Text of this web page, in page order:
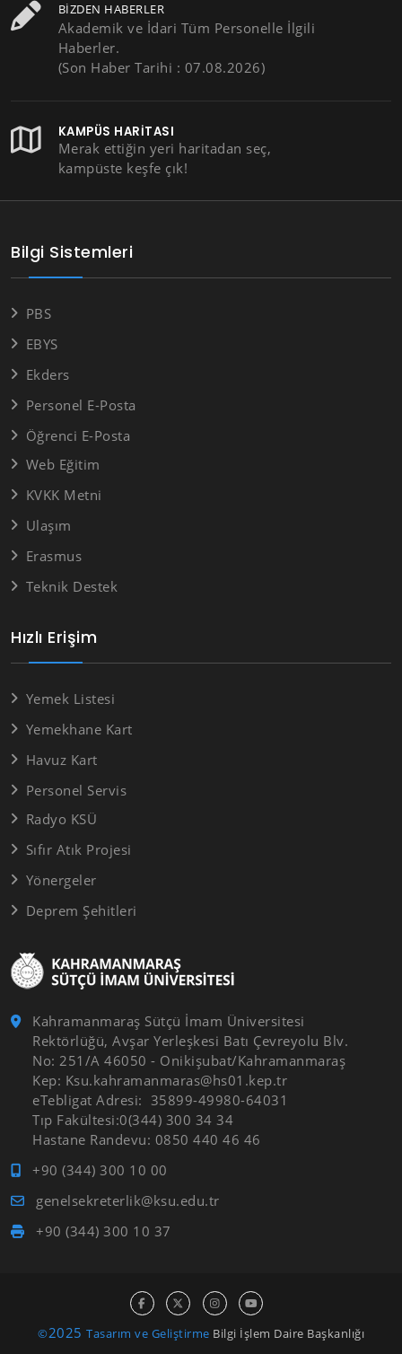
BIZDEN HABERLER
Akademik ve İdari Tüm Personelle İlgili
Haberler.
(Son Haber Tarihi : 07.08.2026)
KAMPÜS HARITASI
Merak ettiğin yeri haritadan seç,
kampüste keşfe çık!
Kahramanmaraş Sütçü İmam Üniversitesi
Rektörlüğü, Avşar Yerleşkesi Batı Çevreyolu Blv.
No: 251/A 46050 - Onikişubat/Kahramanmaraş
Kep: Ksu.kahramanmaras@hs01.kep.tr
eTebligat Adresi: 35899-49980-64031
Tıp Fakültesi:0(344) 300 34 34
Hastane Randevu: 0850 440 46 46
+90 (344) 300 10 00
genelsekreterlik@ksu.edu.tr
+90 (344) 300 10 37
Hızlı Erişim
Yemek Listesi
Yemekhane Kart
Havuz Kart
Personel Servis
Radyo KSÜ
Sıfır Atık Projesi
Yönergeler
Deprem Şehitleri
Bilgi Sistemleri
PBS
EBYS
Ekders
Personel E-Posta
Öğrenci E-Posta
Web Eğitim
KVKK Metni
Ulaşım
Erasmus
Teknik Destek
©2025 Tasarım ve Geliştirme Bilgi İşlem Daire Başkanlığı